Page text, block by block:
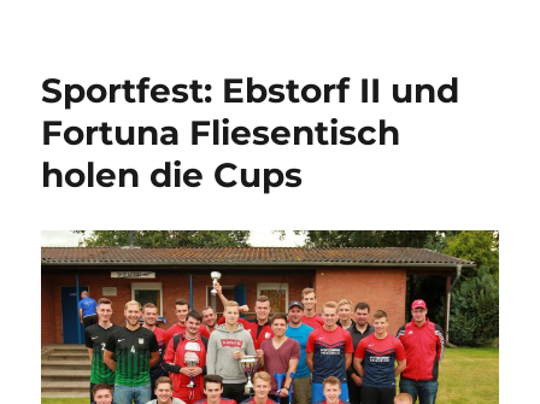
Sportfest: Ebstorf II und
Fortuna Fliesentisch
holen die Cups